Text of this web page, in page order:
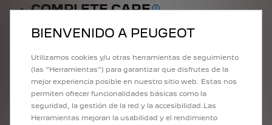
COMPLETE CARE
ADQUIRIBLE DURANTE LOS
Cobertura adicional para tu vehículo después de que
Tu batería de tracción está
programado
Una serie de operaciones de mantenimiento periódico que
+ Peugeot Assistance
Asistencia en carretera o remolque las
+ para vehículos
comerciales eléctricos: Estado de Salud de la Batería
Una medición de la
COMPLETE CARE PLUS
BIENVENIDO A PEUGEOT
Utilizamos cookies y/u otras herramientas de seguimiento
(las “Herramientas”) para garantizar que disfrutes de la
mejor experiencia posible en nuestro sitio web. Estas nos
permiten ofrecer funcionalidades básicas como la
seguridad, la gestión de la red y la accesibilidad.Las
Herramientas mejoran la usabilidad y el rendimiento